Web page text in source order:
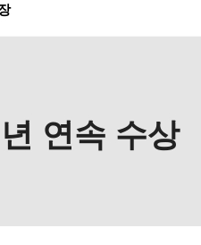
연속 수상